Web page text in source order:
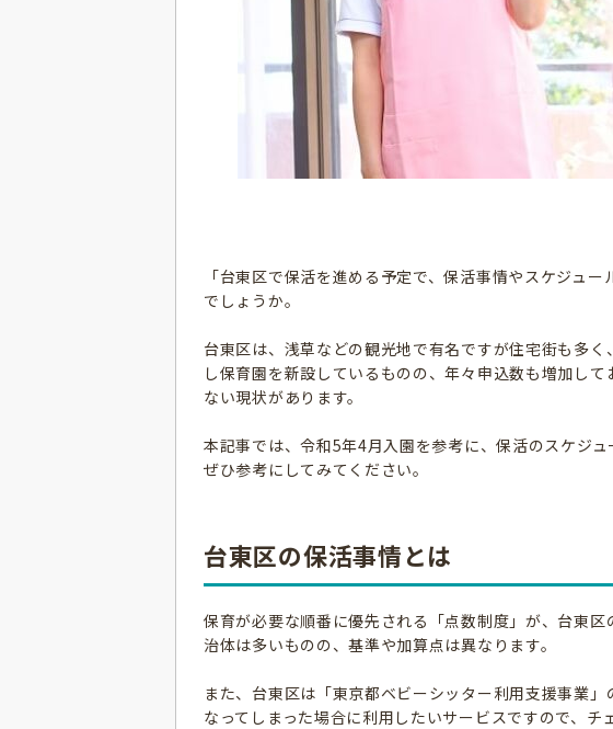
「台東区で保活を進める予定で、保活事情やスケジュ
でしょうか。
台東区は、浅草などの観光地で有名ですが住宅街も多
し保育園を新設しているものの、年々申込数も増加し
ない現状があります。
本記事では、令和5年4月入園を参考に、保活のスケジュ
ぜひ参考にしてみてください。
台東区の保活事情とは
保育が必要な順番に優先される「点数制度」が、台東
治体は多いものの、基準や加算点は異なります。
また、台東区は「東京都ベビーシッター利用支援事業
なってしまった場合に利用したいサービスですので、チ